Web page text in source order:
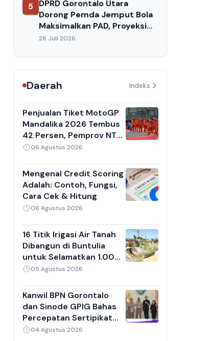
5 DPRD Gorontalo Utara
Dorong Pemda Jemput Bola
Maksimalkan PAD, Proyeksi
Pendapatan 2027 Capai
28 Juli 2026
Daerah Indeks
Penjualan Tiket MotoGP
Mandalika 2026 Tembus
42 Persen, Pemprov NTB
Targetkan 150 Ribu
06 Agustus 2026
Mengenal Credit Scoring
Adalah: Contoh, Fungsi,
Cara Cek & Hitung
06 Agustus 2026
16 Titik Irigasi Air Tanah
Dibangun di Buntulia
untuk Selamatkan 1.000
Hektare Sawah dari
05 Agustus 2026
Kanwil BPN Gorontalo
dan Sinode GPIG Bahas
Percepatan Sertipikat
Tanah Gereja,
04 Agustus 2026